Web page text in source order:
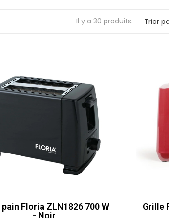
Il y a 30 produits. Trier
Floria ZLN1826 700 W
- Noir
Grille